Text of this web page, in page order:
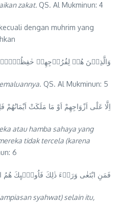
zakat. QS. Al Mukminun: 4
dengan muhrim yang
وَالَّذِيۡنَ هُمۡ لِفُرُوۡجِهِمۡ حٰفِظُوۡنَۙ
. QS. Al Mukminun: 5
اِلَّا عَلٰٓى اَزْوَاجِهِمْ اَوْ مَا مَلَكَتْ
atau hamba sahaya yang
tidak tercela (karena
6
فَمَنِ ابْتَغٰى وَرَاۤءَ ذٰلِكَ فَاُولٰۤىِٕكَ هُمُ
syahwat) selain itu,